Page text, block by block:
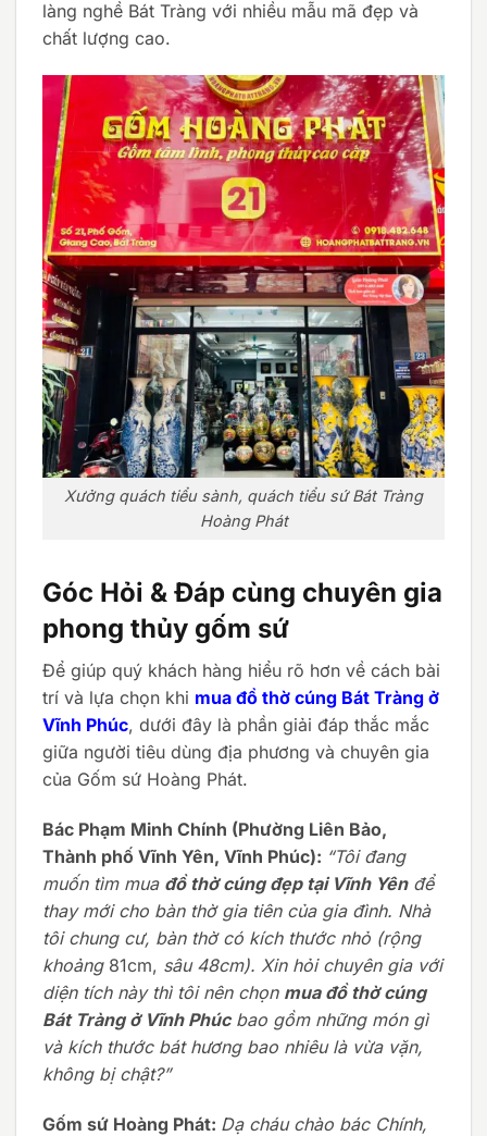
làng nghề Bát Tràng với nhiều mẫu mã đẹp và
chất lượng cao.
Xưởng quách tiểu sành, quách tiểu sứ Bát Tràng
Hoàng Phát
Góc Hỏi & Đáp cùng chuyên gia
phong thủy gốm sứ
Để giúp quý khách hàng hiểu rõ hơn về cách bài
trí và lựa chọn khi mua đồ thờ cúng Bát Tràng ở
Vĩnh Phúc, dưới đây là phần giải đáp thắc mắc
giữa người tiêu dùng địa phương và chuyên gia
của Gốm sứ Hoàng Phát.
Bác Phạm Minh Chính (Phường Liên Bảo,
Thành phố Vĩnh Yên, Vĩnh Phúc): “Tôi đang
muốn tìm mua đồ thờ cúng đẹp tại Vĩnh Yênđể
thay mới cho bàn thờ gia tiên của gia đình. Nhà
tôi chung cư, bàn thờ có kích thước nhỏ (rộng
khoảng81cm, sâu 48cm). Xin hỏi chuyên gia với
diện tích này thì tôi nên chọn mua đồ thờ cúng
Bát Tràng ở Vĩnh Phúcbao gồm những món gì
và kích thước bát hương bao nhiêu là vừa vặn,
không bị chật?”
Gốm sứ Hoàng Phát: Dạ cháu chào bác Chính,